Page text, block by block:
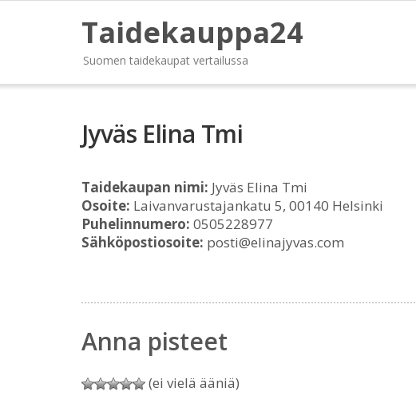
Taidekauppa24
Suomen taidekaupat vertailussa
Jyväs Elina Tmi
Taidekaupan nimi: Jyväs Elina Tmi
Osoite: Laivanvarustajankatu 5, 00140 Helsinki
Puhelinnumero: 0505228977
Sähköpostiosoite: posti@elinajyvas.com
Anna pisteet
(ei vielä ääniä)